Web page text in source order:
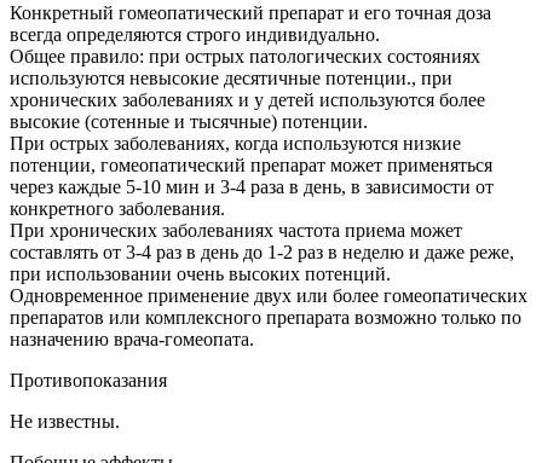
Конкретный гомеопатический препарат и его точная доза
всегда определяются строго индивидуально.
Общее правило: при острых патологических состояниях
используются невысокие десятичные потенции., при
хронических заболеваниях и у детей используются более
высокие (сотенные и тысячные) потенции.
При острых заболеваниях, когда используются низкие
потенции, гомеопатический препарат может применяться
через каждые 5-10 мин и 3-4 раза в день, в зависимости от
конкретного заболевания.
При хронических заболеваниях частота приема может
составлять от 3-4 раз в день до 1-2 раз в неделю и даже реже,
при использовании очень высоких потенций.
Одновременное применение двух или более гомеопатических
препаратов или комплексного препарата возможно только по
назначению врача-гомеопата.
Противопоказания
Не известны.